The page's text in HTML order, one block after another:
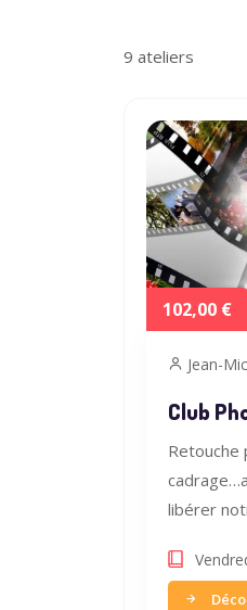
9 ateliers
102,00 €
Jean-
Club
Retouche
libérer